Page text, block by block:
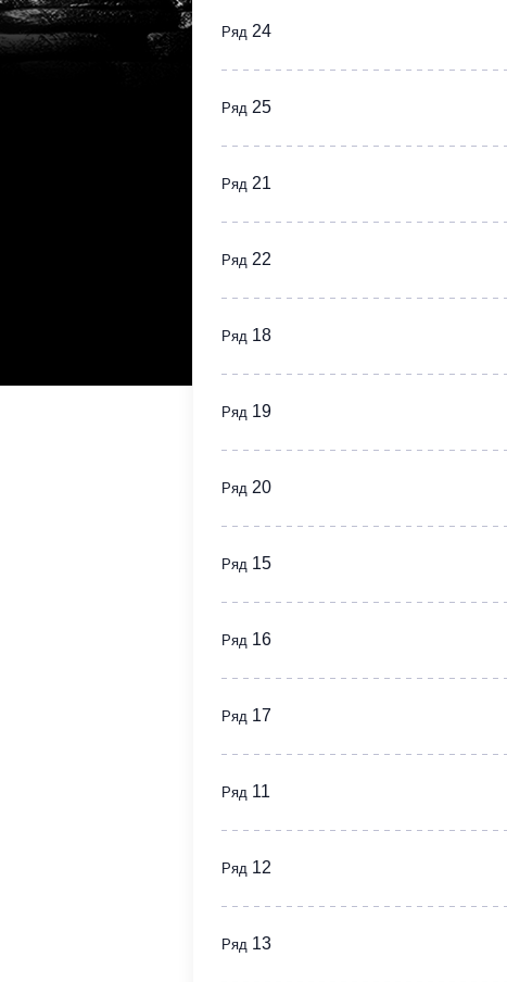
Ряд 24
Ряд 25
Ряд 21
Ряд 22
Ряд 18
Ряд 19
Ряд 20
Ряд 15
Ряд 16
Ряд 17
Ряд 11
Ряд 12
Ряд 13